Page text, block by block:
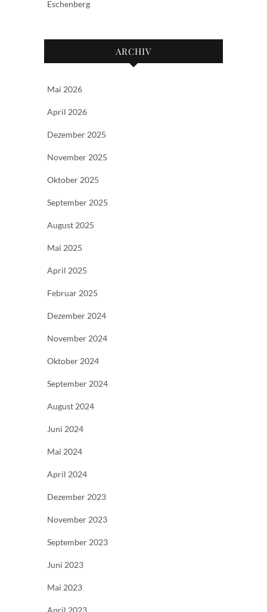
Eschenberg
ARCHIV
Mai 2026
April 2026
Dezember 2025
November 2025
Oktober 2025
September 2025
August 2025
Mai 2025
April 2025
Februar 2025
Dezember 2024
November 2024
Oktober 2024
September 2024
August 2024
Juni 2024
Mai 2024
April 2024
Dezember 2023
November 2023
September 2023
Juni 2023
Mai 2023
April 2023